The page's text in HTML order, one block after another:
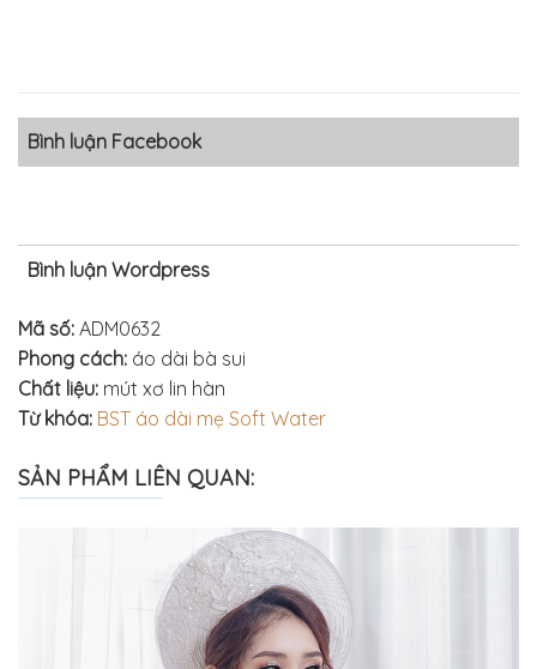
Bình luận Facebook
Bình luận Wordpress
Mã số: ADM0632
Phong cách: áo dài bà sui
Chất liệu: mút xơ lin hàn
Từ khóa: BST áo dài mẹ Soft Water
SẢN PHẨM LIÊN QUAN: